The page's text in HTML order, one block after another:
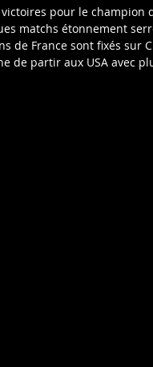
victoires pour le champion
matchs étonnement
de France sont fixés sur
de partir aux USA avec